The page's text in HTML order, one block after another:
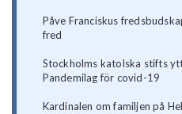
Påve Franciskus
fred
Stockholms katolska stifts
Pandemilag för covid-19
Kardinalen om familjen på